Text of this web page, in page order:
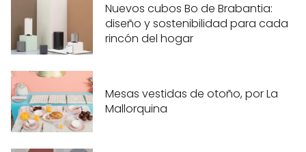
Nuevos cubos Bo de Brabantia:
diseño y sostenibilidad para cada
rincón del hogar
Mesas vestidas de otoño, por La
Mallorquina